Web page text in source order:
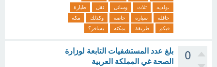
،ولديه
ثلاث وسائل نقل
طيارة
حافلة
سيارة خاصة وكذلك
مكة
فبكم
طريقة يمكنه يسافر؟
0
بلغ عدد المستشفيات التابعة لوزارة
الصحة غي المملكة العربية